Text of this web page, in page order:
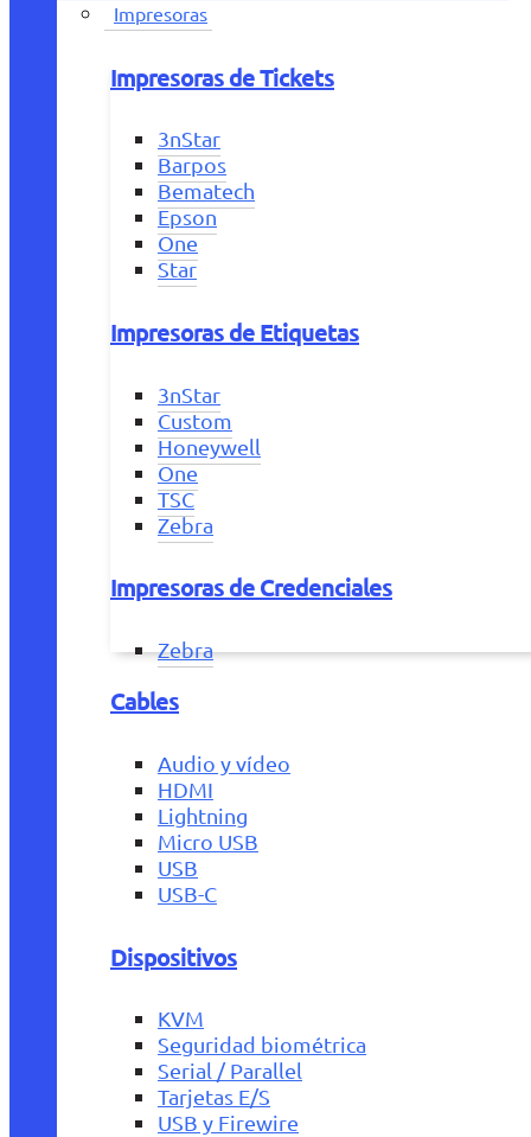
Impresoras
Impresoras de Tickets
3nStar
Barpos
Bematech
Epson
One
Star
Impresoras de Etiquetas
3nStar
Custom
Honeywell
One
TSC
Zebra
Impresoras de Credenciales
Zebra
Cables
Audio y vídeo
HDMI
Lightning
Micro USB
USB
USB-C
Dispositivos
KVM
Seguridad biométrica
Serial / Parallel
Tarjetas E/S
USB y Firewire